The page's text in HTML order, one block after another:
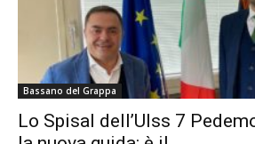
Bassano del Grappa
Lo Spisal dell’Ulss 7